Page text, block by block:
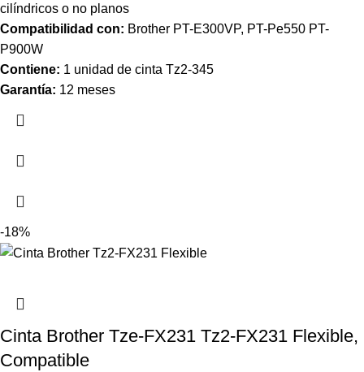
cilíndricos o no planos
Compatibilidad con: Brother PT-E300VP, PT-Pe550 PT-
P900W
Contiene: 1 unidad de cinta Tz2-345
Garantía: 12 meses
-18%
Cinta Brother Tze-FX231 Tz2-FX231 Flexible,
Compatible